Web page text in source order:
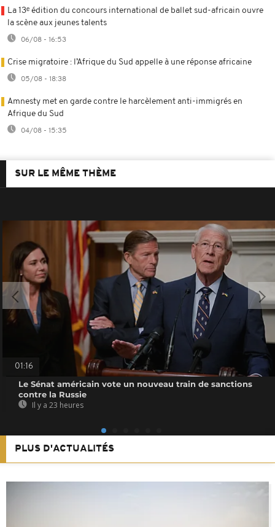
La 13ᵉ édition du concours international de ballet sud-africain ouvre
la scène aux jeunes talents
06/08 - 16:53
Crise migratoire : l’Afrique du Sud appelle à une réponse africaine
05/08 - 18:38
Amnesty met en garde contre le harcèlement anti-immigrés en
Afrique du Sud
04/08 - 15:35
SUR LE MÊME THÈME
01:16
Le Sénat américain vote un nouveau train de sanctions
contre la Russie
Il y a 23 heures
PLUS D'ACTUALITÉS